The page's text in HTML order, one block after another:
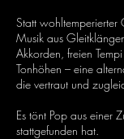
Statt wohltemperierter
Musik aus
Akkorden, freien
Tonhöhen – eine
die vertraut und
Es tönt Pop aus einer
stattgefunden hat.